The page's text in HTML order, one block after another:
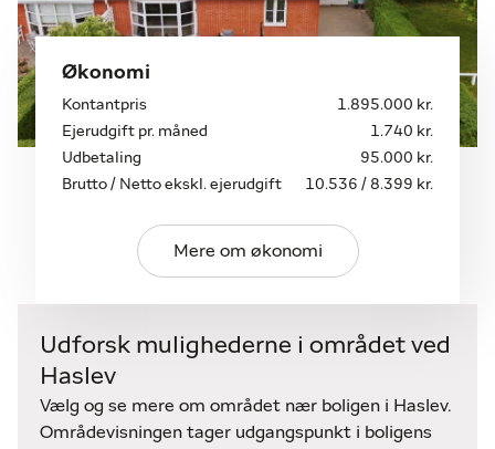
Økonomi
Kontantpris
1.895.000 kr.
Ejerudgift pr. måned
1.740 kr.
Udbetaling
95.000 kr.
Brutto / Netto ekskl. ejerudgift
10.536 / 8.399 kr.
Mere om økonomi
Udforsk mulighederne i området ved
Haslev
Vælg og se mere om området nær boligen i Haslev.
Områdevisningen tager udgangspunkt i boligens